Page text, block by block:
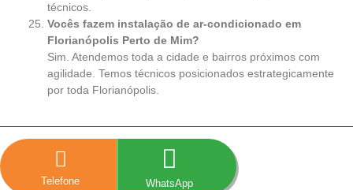
técnicos.
Vocês fazem instalação de ar-condicionado em
Florianópolis Perto de Mim?
Sim. Atendemos toda a cidade e bairros próximos com
agilidade. Temos técnicos posicionados estrategicamente
por toda Florianópolis.
Telefone WhatsApp